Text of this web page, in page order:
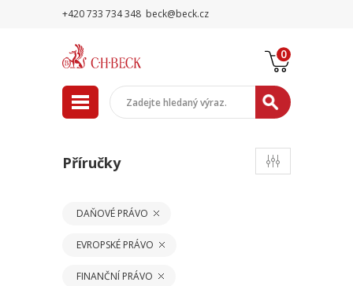
+420 733 734 348 beck@beck.cz
0
Příručky
DAŇOVÉ PRÁVO
EVROPSKÉ PRÁVO
FINANČNÍ PRÁVO